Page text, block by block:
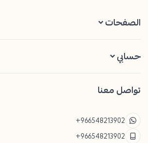
الصفحات
حسابي
تواصل معنا
+966548213902
+966548213902